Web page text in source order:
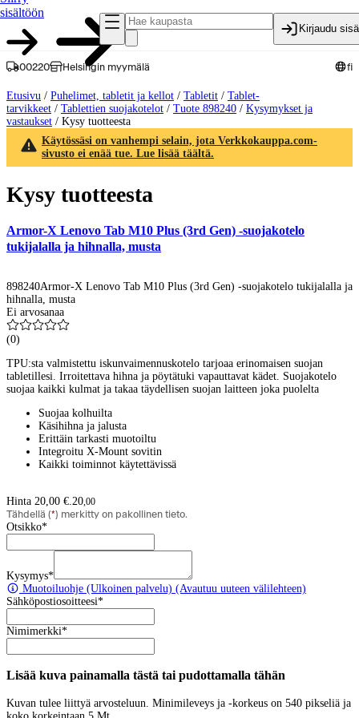
sisältöön
Kirjaudu
00220 Helsingin myymälä fi
Etusivu / Puhelimet, tabletit ja kellot / Tabletit / Tablet-
tarvikkeet / Tablettien suojakotelot / Tuote 898240 / Kysymykset ja
vastaukset / Kysy tuotteesta
Käytössäsi on vanhempi selain, jota Verkkokauppa.com-
sivusto ei enää tue. Lue lisää täältä.
Kysy tuotteesta
Armor-X Lenovo Tab M10 Plus (3rd Gen) -suojakotelo
tukijalalla ja hihnalla, musta
898240Armor-X Lenovo Tab M10 Plus (3rd Gen) -suojakotelo tukijalalla ja
hihnalla, musta
Ei arvosanaa
(0)
TPU:sta valmistettu iskunvaimennuskotelo tarjoaa erinomaisen suojan
tabletillesi. Irroitettava hihna ja pöytätuki vapauttavat kädet. Suojakotelo
suojaa kaikki kulmat ja takaa täydellisen suojan laitteen joka puolelta
Suojaa kolhuilta
Käsihihna ja jalusta
Erittäin tarkasti muotoiltu
Integroitu X-Mount sovitin
Kaikki toiminnot käytettävissä
Hinta 20,00 €. 20,00
Tähdellä (*) merkitty on pakollinen tieto.
Otsikko*
Kysymys*
Muotoiluohje (Ulkoinen palvelu) (Avautuu uuteen välilehteen)
Sähköpostiosoitteesi*
Nimimerkki*
Lisää kuva painamalla tästä tai pudottamalla tähän
Kuvan tulee liittyä arvosteluun. Minimileveys ja -korkeus on 540 pikseliä ja